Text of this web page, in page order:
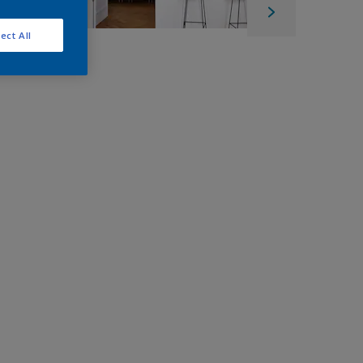
All